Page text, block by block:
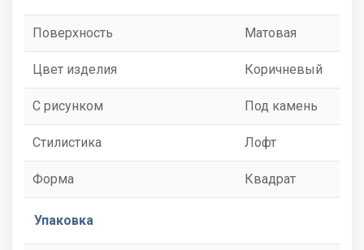
Поверхность Матовая
Цвет изделия Коричневый
С рисунком Под камень
Стилистика Лофт
Форма Квадрат
Упаковка